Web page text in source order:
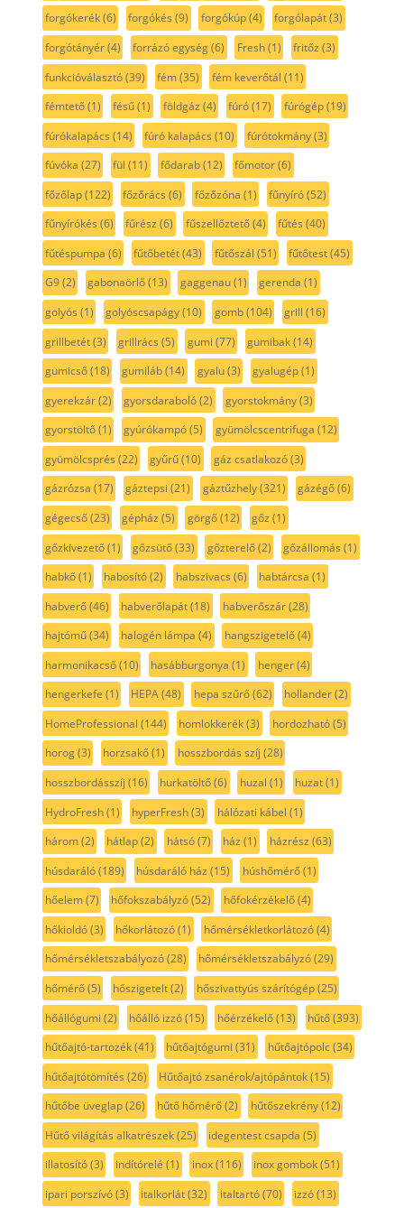
forgókerék(6) forgókés (9) forgókúp(4) forgólapát(3)
forgótányér(4) forrázó egység(6) Fresh(1) fritőz (3)
funkcióválasztó(39) fém(35) fém keverőtál (11)
fémtető(1) fésű(1) földgáz (4) fúró(17) fúrógép(19)
fúrókalapács (14) fúró kalapács (10) fúrótokmány(3)
fúvóka (27) fül (11) fődarab(12) főmotor(6)
főzőlap(122) főzőrács (6) főzőzóna (1) fűnyíró(52)
fűnyírókés (6) fűrész (6) fűszellőztető(4) fűtés (40)
fűtéspumpa (6) fűtőbetét(43) fűtőszál (51) fűtőtest(45)
G9(2) gabonaörlő(13) gaggenau(1) gerenda (1)
golyós (1) golyóscsapágy(10) gomb(104) grill (16)
grillbetét(3) grillrács (5) gumi (77) gumibak(14)
gumicső(18) gumiláb(14) gyalu(3) gyalugép(1)
gyerekzár(2) gyorsdaraboló(2) gyorstokmány(3)
gyorstöltő(1) gyúrókampó(5) gyümölcscentrifuga (12)
gyümölcsprés (22) gyűrű(10) gáz csatlakozó(3)
gázrózsa (17) gáztepsi (21) gáztűzhely(321) gázégő(6)
gégecső(23) gépház (5) görgő(12) gőz (1)
gőzkivezető(1) gőzsütő(33) gőzterelő(2) gőzállomás (1)
habkő(1) habosító(2) habszivacs (6) habtárcsa (1)
habverő(46) habverőlapát(18) habverőszár(28)
hajtómű(34) halogén lámpa (4) hangszigetelő(4)
harmonikacső(10) hasábburgonya (1) henger(4)
hengerkefe (1) HEPA(48) hepa szűrő(62) hollander(2)
HomeProfessional (144) homlokkerék(3) hordozható(5)
horog(3) horzsakő(1) hosszbordás szíj (28)
hosszbordásszíj (16) hurkatöltő(6) huzal (1) huzat(1)
HydroFresh(1) hyperFresh(3) hálózati kábel (1)
három(2) hátlap(2) hátsó(7) ház (1) házrész (63)
húsdaráló(189) húsdaráló ház (15) húshőmérő(1)
hőelem(7) hőfokszabályzó(52) hőfokérzékelő(4)
hőkioldó(3) hőkorlátozó(1) hőmérsékletkorlátozó(4)
hőmérsékletszabályozó(28) hőmérsékletszabályzó(29)
hőmérő(5) hőszigetelt(2) hőszivattyús szárítógép(25)
hőállógumi (2) hőálló izzó(15) hőérzékelő(13) hűtő(393)
hűtőajtó-tartozék(41) hűtőajtógumi (31) hűtőajtópolc(34)
hűtőajtótömítés (26) Hűtőajtó zsanérok/ajtópántok(15)
hűtőbe üveglap(26) hűtő hőmérő(2) hűtőszekrény(12)
Hűtő világítás alkatrészek(25) idegentest csapda (5)
illatosító(3) indítórelé (1) inox(116) inox gombok(51)
ipari porszívó(3) italkorlát(32) italtartó(70) izzó(13)